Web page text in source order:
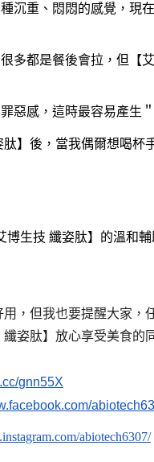
沉重、悶悶的感覺，現
多都是餐後會拉，但【
惡感，這時最容易產生
】後，當我偶爾想喝
博生技 纖姿肽】的溫和
，但我也要提醒大家，
姿肽】放心享受美食的
gnn55X
instagram.com/abiotech6307/